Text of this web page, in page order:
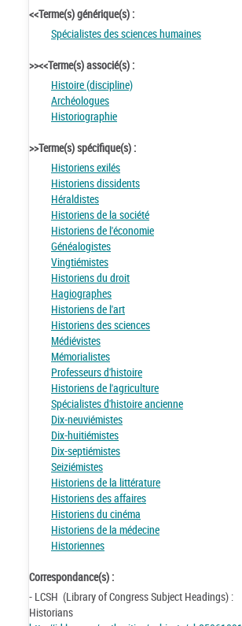
<<Terme(s) générique(s) :
Spécialistes des sciences humaines
>><<Terme(s) associé(s) :
Histoire (discipline)
Archéologues
Historiographie
>>Terme(s) spécifique(s) :
Historiens exilés
Historiens dissidents
Héraldistes
Historiens de la société
Historiens de l'économie
Généalogistes
Vingtiémistes
Historiens du droit
Hagiographes
Historiens de l'art
Historiens des sciences
Médiévistes
Mémorialistes
Professeurs d'histoire
Historiens de l'agriculture
Spécialistes d'histoire ancienne
Dix-neuviémistes
Dix-huitiémistes
Dix-septiémistes
Seiziémistes
Historiens de la littérature
Historiens des affaires
Historiens du cinéma
Historiens de la médecine
Historiennes
Correspondance(s) :
- LCSH (Library of Congress Subject Headings) :
Historians